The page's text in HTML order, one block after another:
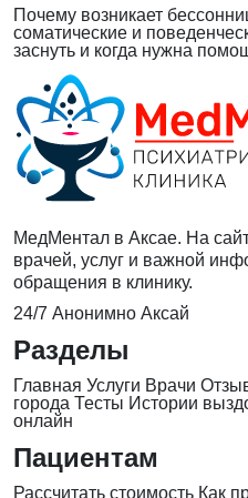
Почему возникает
соматические и
заснуть и когда нужна
МедМентал в Аксае. На
врачей, услуг и важной
обращения в клинику.
24/7 Анонимно Аксай
Разделы
Главная Услуги Врачи
города Тесты Истории
онлайн
Пациентам
Рассчитать стоимость Как